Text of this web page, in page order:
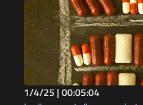
1/4/25 |00:05:04